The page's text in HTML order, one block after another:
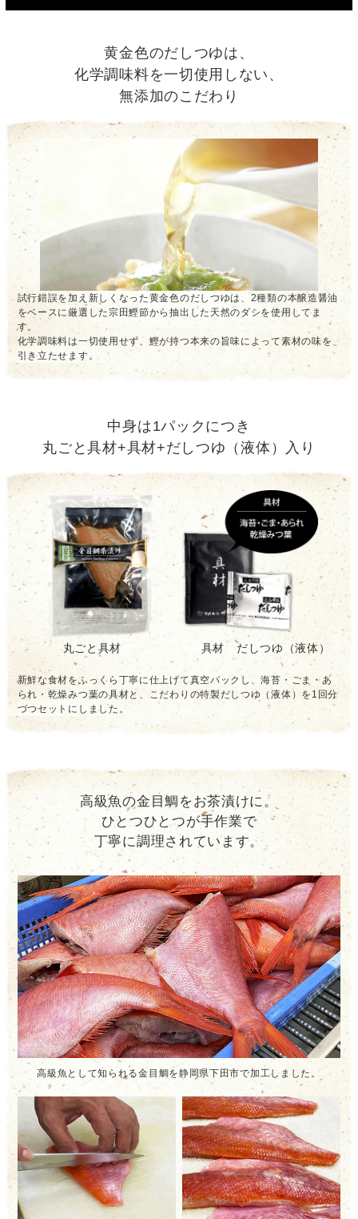
黄金色のだしつゆは、
化学調味料を一切使用しない、
無添加のこだわり
試行錯誤を加え新しくなった黄金色のだしつゆは、2種類の本醸造醤油
をベースに厳選した宗田鰹節から抽出した天然のダシを使用してま
す。
化学調味料は一切使用せず、鰹が持つ本来の旨味によって素材の味を
引き立たせます。
中身は1パックにつき
丸ごと具材+具材+だしつゆ（液体）入り
丸ごと具材 具材 だしつゆ（液体）
新鮮な食材をふっくら丁寧に仕上げて真空パックし、海苔・ごま・あ
られ・乾燥みつ葉の具材と、こだわりの特製だしつゆ（液体）を1回分
づつセットにしました。
高級魚の金目鯛をお茶漬けに。
ひとつひとつが手作業で
丁寧に調理されています。
高級魚として知られる金目鯛を静岡県下田市で加工しました。